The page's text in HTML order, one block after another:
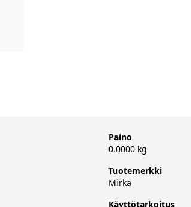
Paino
0.0000 kg
Tuotemerkki
Mirka
Käyttötarkoitus